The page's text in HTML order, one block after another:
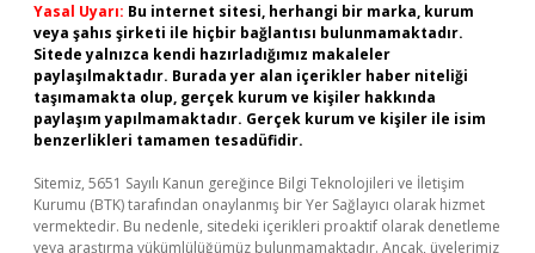
Yasal Uyarı: Bu internet sitesi, herhangi bir marka, kurum
veya şahıs şirketi ile hiçbir bağlantısı bulunmamaktadır.
Sitede yalnızca kendi hazırladığımız makaleler
paylaşılmaktadır. Burada yer alan içerikler haber niteliği
taşımamakta olup, gerçek kurum ve kişiler hakkında
paylaşım yapılmamaktadır. Gerçek kurum ve kişiler ile isim
benzerlikleri tamamen tesadüfidir.
Sitemiz, 5651 Sayılı Kanun gereğince Bilgi Teknolojileri ve İletişim
Kurumu (BTK) tarafından onaylanmış bir Yer Sağlayıcı olarak hizmet
vermektedir. Bu nedenle, sitedeki içerikleri proaktif olarak denetleme
veya araştırma yükümlülüğümüz bulunmamaktadır. Ancak, üyelerimiz